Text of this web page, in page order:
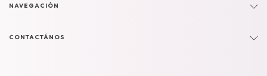
NAVEGACIÓN
CONTACTÁNOS